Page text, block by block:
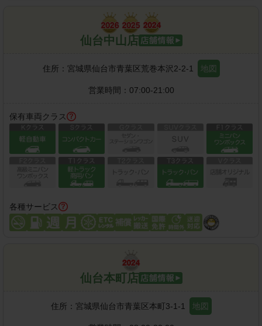
仙台中山店
住所： 宮城県仙台市青葉区荒巻本沢2-2-1 地図
営業時間： 07:00-21:00
保有車両クラス
各種サービス
仙台本町店
住所： 宮城県仙台市青葉区本町3-1-1 地図